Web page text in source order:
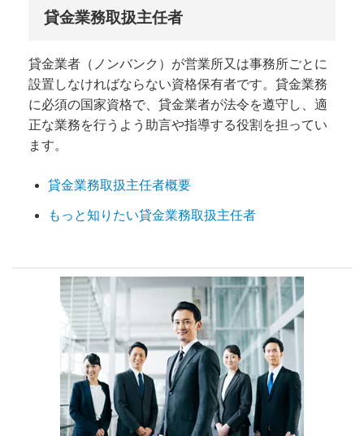
貸金業務取扱主任者
貸金業者（ノンバンク）が営業所又は事務所ごとに
設置しなければならない資格保有者です。貸金業務
に必須の国家資格で、貸金業者が法令を遵守し、適
正な業務を行うよう助言や指導する役割を担ってい
ます。
貸金業務取扱主任者概要
もっと知りたい貸金業務取扱主任者